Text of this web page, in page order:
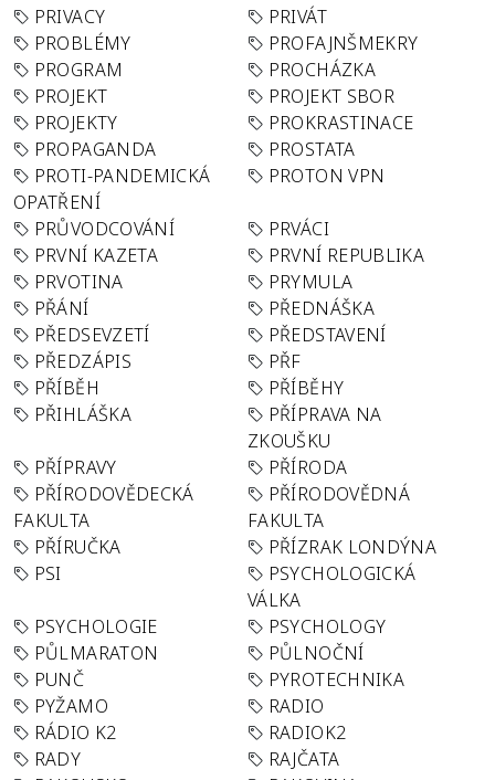
PRIVACY
PRIVÁT
PROBLÉMY
PROFAJNŠMEKRY
PROGRAM
PROCHÁZKA
PROJEKT
PROJEKT SBOR
PROJEKTY
PROKRASTINACE
PROPAGANDA
PROSTATA
PROTI-PANDEMICKÁ
OPATŘENÍ
PROTON VPN
PRŮVODCOVÁNÍ
PRVÁCI
PRVNÍ KAZETA
PRVNÍ REPUBLIKA
PRVOTINA
PRYMULA
PŘÁNÍ
PŘEDNÁŠKA
PŘEDSEVZETÍ
PŘEDSTAVENÍ
PŘEDZÁPIS
PŘF
PŘÍBĚH
PŘÍBĚHY
PŘIHLÁŠKA
PŘÍPRAVA NA
ZKOUŠKU
PŘÍPRAVY
PŘÍRODA
PŘÍRODOVĚDECKÁ
FAKULTA
PŘÍRODOVĚDNÁ
FAKULTA
PŘÍRUČKA
PŘÍZRAK LONDÝNA
PSI
PSYCHOLOGICKÁ
VÁLKA
PSYCHOLOGIE
PSYCHOLOGY
PŮLMARATON
PŮLNOČNÍ
PUNČ
PYROTECHNIKA
PYŽAMO
RADIO
RÁDIO K2
RADIOK2
RADY
RAJČATA